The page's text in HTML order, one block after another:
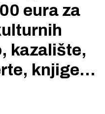
eura za
kazalište,
knjige...